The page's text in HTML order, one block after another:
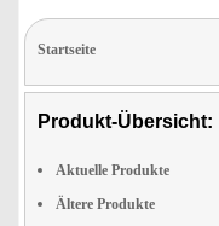
Startseite
Produkt-Übersicht:
Aktuelle Produkte
Ältere Produkte